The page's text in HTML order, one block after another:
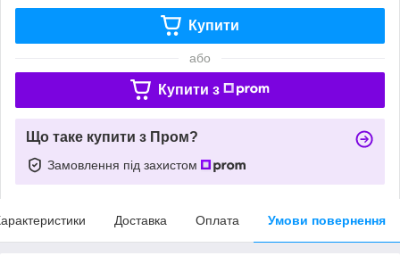
Купити
або
Купити з
Що таке купити з Пром?
Замовлення під захистом
Доставка Оплата Умови повернення